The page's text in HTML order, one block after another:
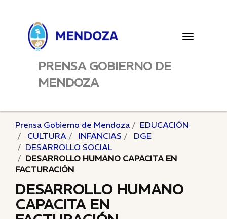
Toggle
PRENSA GOBIERNO DE
MENDOZA
Prensa Gobierno de Mendoza
EDUCACIÓN
CULTURA
INFANCIAS
DGE
DESARROLLO SOCIAL
DESARROLLO HUMANO CAPACITA EN
FACTURACIÓN
DESARROLLO HUMANO
CAPACITA EN